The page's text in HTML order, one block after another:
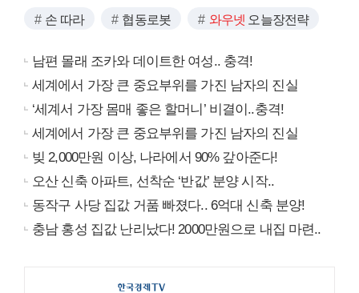
손 따라 협동로봇 와우넷 오늘장전략
남편 몰래 조카와 데이트한 여성.. 충격!
세계에서 가장 큰 중요부위를 가진 남자의 진실
‘세계서 가장 몸매 좋은 할머니’ 비결이..충격!
세계에서 가장 큰 중요부위를 가진 남자의 진실
빚 2,000만원 이상, 나라에서 90% 갚아준다!
오산 신축 아파트, 선착순 ‘반값’ 분양 시작..
동작구 사당 집값 거품 빠졌다.. 6억대 신축 분양!
충남 홍성 집값 난리났다! 2000만원으로 내집 마련..